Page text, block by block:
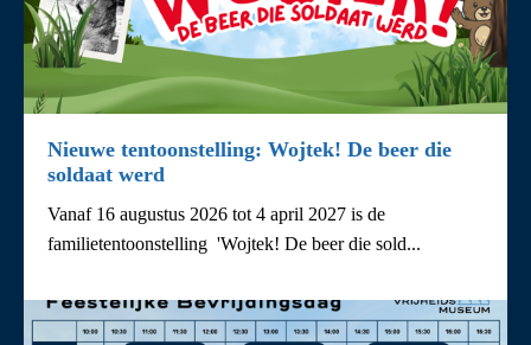
Nieuwe tentoonstelling: Wojtek! De beer die
soldaat werd
Vanaf 16 augustus 2026 tot 4 april 2027 is de
familietentoonstelling 'Wojtek! De beer die sold...